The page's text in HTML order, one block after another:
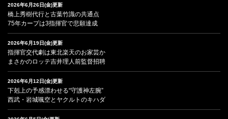
2026年6月26日(金)更新
橋上秀樹代行と古葉竹識の共通点
75年カープは3指揮官で悲願達成
2026年6月19日(金)更新
指揮官交代劇は東北楽天のお家芸か
まさかのロッテ吉井理人前監督招聘
2026年6月12日(金)更新
下剋上の予感漂わせる“守護神左腕”
西武・岩城颯空とヤクルトのキハダ